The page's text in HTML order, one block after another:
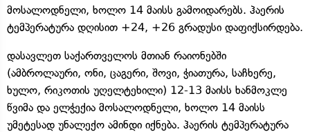
მოსალოდნელი, ხოლო 14 მაისს გამოიდარებს. ჰაერის
ტემპერატურა დღისით +24, +26 გრადუსი დაფიქსირდება.
დასავლეთ საქართველოს მთიან რაიონებში
(ამბროლაური, ონი, ცაგერი, შოვი, ჭიათურა, საჩხერე,
ხულო, რიკოთის უღელტეხილი) 12-13 მაისს ხანმოკლე
წვიმა და ელჭექია მოსალოდნელი, ხოლო 14 მაისს
უმეტესად უნალექო ამინდი იქნება. ჰაერის ტემპერატურა